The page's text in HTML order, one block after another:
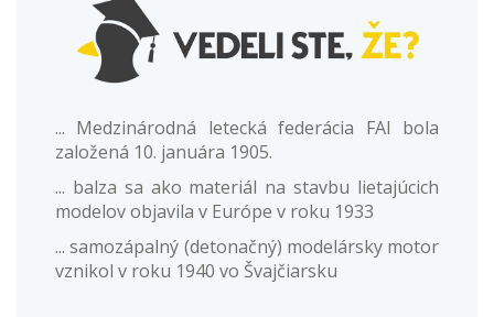
... Medzinárodná letecká federácia FAI bola
založená 10. januára 1905.
... balza sa ako materiál na stavbu lietajúcich
modelov objavila v Európe v roku 1933
... samozápalný (detonačný) modelársky motor
vznikol v roku 1940 vo Švajčiarsku